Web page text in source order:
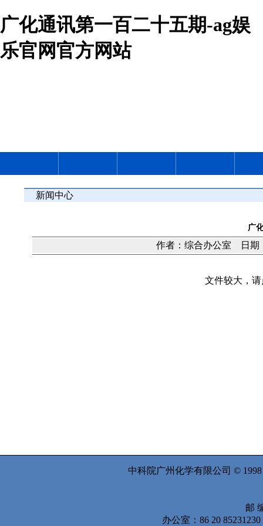
广化通讯第一百二十五期-ag娱
乐官网官方网站
新闻中心
广
作者：综合办公室 日
文件较大，
中科院广州化学有限公司 ©
邮
办公室：86 20